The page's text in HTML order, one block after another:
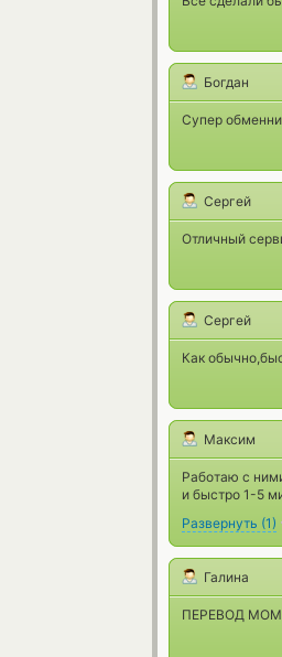
Богдан
Супер
Сергей
Отличный
Сергей
Как
Максим
Работаю с
и быстро 1-5
Развернуть (1)
Галина
ПЕРЕВОД